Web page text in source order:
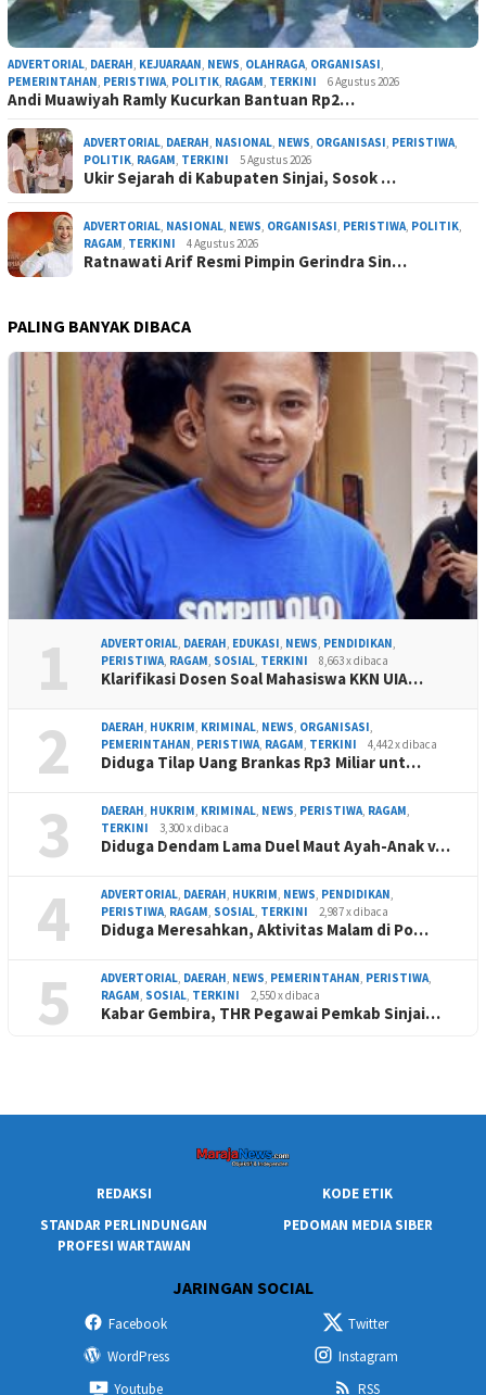
ADVERTORIAL, DAERAH, KEJUARAAN, NEWS, OLAHRAGA, ORGANISASI,
PEMERINTAHAN, PERISTIWA, POLITIK, RAGAM, TERKINI 6 Agustus 2026
Andi Muawiyah Ramly Kucurkan Bantuan Rp2…
ADVERTORIAL, DAERAH, NASIONAL, NEWS, ORGANISASI, PERISTIWA,
POLITIK, RAGAM, TERKINI 5 Agustus 2026
Ukir Sejarah di Kabupaten Sinjai, Sosok …
ADVERTORIAL, NASIONAL, NEWS, ORGANISASI, PERISTIWA, POLITIK,
RAGAM, TERKINI 4 Agustus 2026
Ratnawati Arif Resmi Pimpin Gerindra Sin…
PALING BANYAK DIBACA
1 ADVERTORIAL, DAERAH, EDUKASI, NEWS, PENDIDIKAN,
PERISTIWA, RAGAM, SOSIAL, TERKINI 8,663 x dibaca
Klarifikasi Dosen Soal Mahasiswa KKN UIA…
2 DAERAH, HUKRIM, KRIMINAL, NEWS, ORGANISASI,
PEMERINTAHAN, PERISTIWA, RAGAM, TERKINI 4,442 x dibaca
Diduga Tilap Uang Brankas Rp3 Miliar unt…
3 DAERAH, HUKRIM, KRIMINAL, NEWS, PERISTIWA, RAGAM,
TERKINI
3,300 x dibaca
Diduga Dendam Lama Duel Maut Ayah-Anak v…
4 ADVERTORIAL, DAERAH, HUKRIM, NEWS, PENDIDIKAN,
PERISTIWA, RAGAM, SOSIAL, TERKINI 2,987 x dibaca
Diduga Meresahkan, Aktivitas Malam di Po…
5 ADVERTORIAL, DAERAH, NEWS, PEMERINTAHAN, PERISTIWA,
RAGAM, SOSIAL, TERKINI 2,550 x dibaca
Kabar Gembira, THR Pegawai Pemkab Sinjai…
REDAKSI
KODE ETIK
STANDAR PERLINDUNGAN
PROFESI WARTAWAN
PEDOMAN MEDIA SIBER
JARINGAN SOCIAL
Facebook
Twitter
WordPress
Instagram
Youtube
RSS